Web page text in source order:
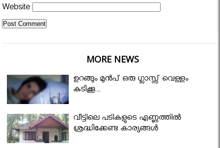
Website
MORE NEWS
ഉറങ്ങും മുന്‍പ് ഒരു ഗ്ലാസ്സ് വെള്ളം
കുടിക്കൂ...
വീട്ടിലെ പടികളുടെ എണ്ണത്തിൽ
ശ്രദ്ധിക്കേണ്ട കാര്യങ്ങൾ